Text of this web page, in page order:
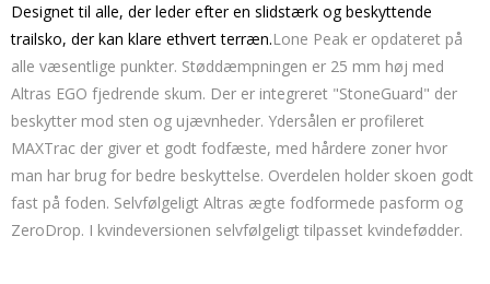
Designet til alle, der leder efter en slidstærk og beskyttende
trailsko, der kan klare ethvert terræn.Lone Peak er opdateret på
alle væsentlige punkter. Støddæmpningen er 25 mm høj med
Altras EGO fjedrende skum. Der er integreret "StoneGuard" der
beskytter mod sten og ujævnheder. Ydersålen er profileret
MAXTrac der giver et godt fodfæste, med hårdere zoner hvor
man har brug for bedre beskyttelse. Overdelen holder skoen godt
fast på foden. Selvfølgeligt Altras ægte fodformede pasform og
ZeroDrop. I kvindeversionen selvfølgeligt tilpasset kvindefødder.